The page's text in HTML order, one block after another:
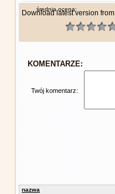
Download latest version from
średnia ocena:
KOMENTARZE:
Twój komentarz:
nazwa